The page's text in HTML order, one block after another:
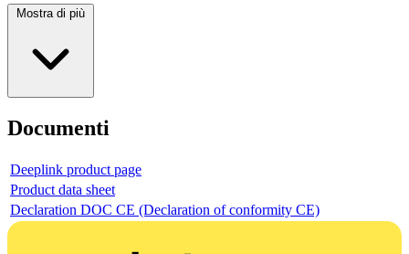
Mostra di più
Documenti
Deeplink product page
Product data sheet
Declaration DOC CE (Declaration of conformity CE)